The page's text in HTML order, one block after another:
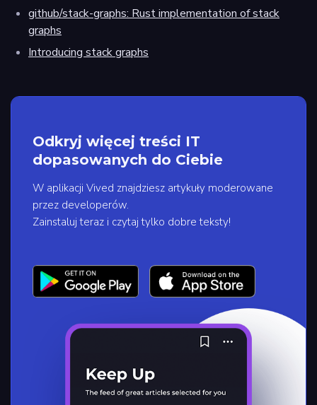
github/stack-graphs: Rust implementation of stack
graphs
Introducing stack graphs
Odkryj więcej treści IT
dopasowanych do Ciebie
W aplikacji Vived znajdziesz artykuły moderowane
przez developerów.
Zainstaluj teraz i czytaj tylko dobre teksty!